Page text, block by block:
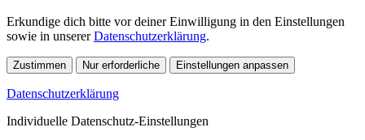
Erkundige dich bitte vor deiner Einwilligung in den Einstellungen
sowie in unsererDatenschutzerklärung.
Zustimmen Nur erforderliche Einstellungen anpassen
Datenschutzerklärung
Individuelle Datenschutz-Einstellungen